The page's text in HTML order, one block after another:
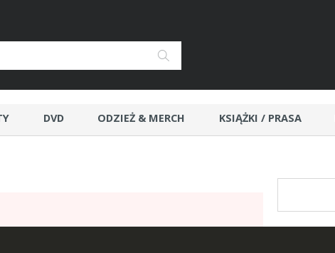
DVD ODZIEŻ & MERCH KSIĄŻKI / PRASA